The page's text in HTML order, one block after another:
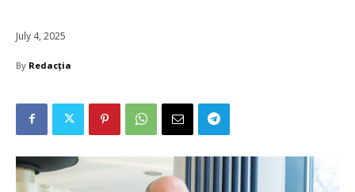
July 4, 2025
By Redacția